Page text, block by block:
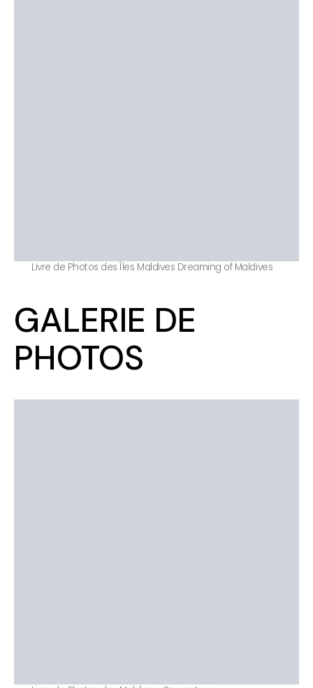
Livre de Photos des Îles Maldives Dreaming of Maldives
GALERIE DE
PHOTOS